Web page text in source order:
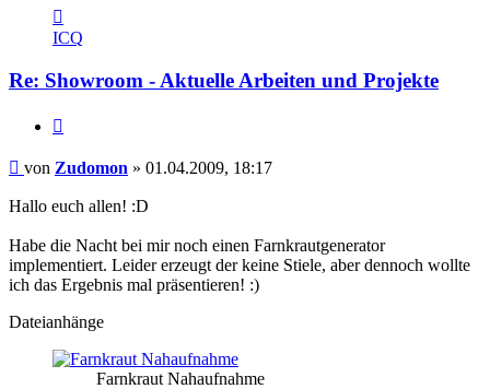
von
Zudomon
ICQ
Re: Showroom - Aktuelle Arbeiten und Projekte
Beitrag
von Zudomon » 01.04.2009, 18:17
Hallo euch allen! :D
Habe die Nacht bei mir noch einen Farnkrautgenerator
implementiert. Leider erzeugt der keine Stiele, aber dennoch wollte
ich das Ergebnis mal präsentieren! :)
Dateianhänge
Farnkraut Nahaufnahme